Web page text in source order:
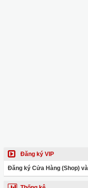
Đăng ký VIP
Đăng ký Cửa Hàng (Shop)